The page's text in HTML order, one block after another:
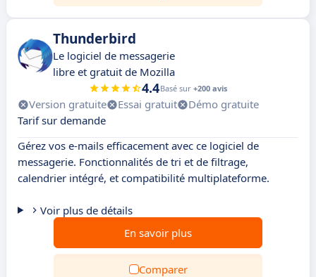
Thunderbird
Le logiciel de messagerie
libre et gratuit de Mozilla
4.4Basé sur +200 avis
Version gratuite Essai gratuit
Démo gratuite
Tarif sur demande
Gérez vos e-mails efficacement avec ce logiciel de
messagerie. Fonctionnalités de tri et de filtrage,
calendrier intégré, et compatibilité multiplateforme.
Voir plus de détails
En savoir plus
Comparer